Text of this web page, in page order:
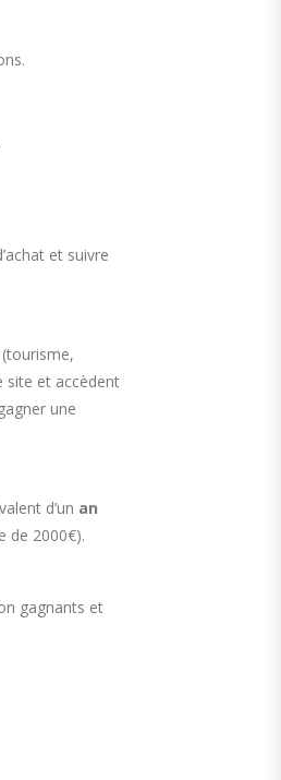
et suivre
site et accèdent
une
d’un an
de 2000€).
gagnants et